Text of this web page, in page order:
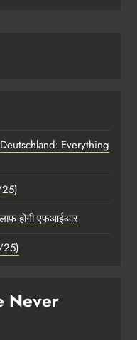
Everything
होगी एफआईआर
25)
Never